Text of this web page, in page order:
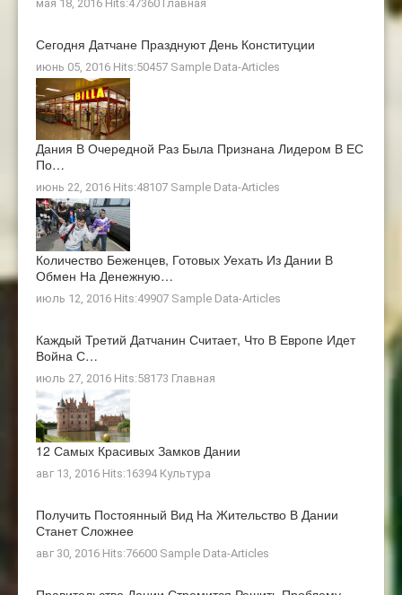
мая 18, 2016 Hits:47360 Главная
Сегодня Датчане Празднуют День Конституции
июнь 05, 2016 Hits:50457 Sample Data-Articles
Дания В Очередной Раз Была Признана Лидером В ЕС
По…
июнь 22, 2016 Hits:48107 Sample Data-Articles
Количество Беженцев, Готовых Уехать Из Дании В
Обмен На Денежную…
июль 12, 2016 Hits:49907 Sample Data-Articles
Каждый Третий Датчанин Считает, Что В Европе Идет
Война С…
июль 27, 2016 Hits:58173 Главная
12 Самых Красивых Замков Дании
авг 13, 2016 Hits:16394 Культура
Получить Постоянный Вид На Жительство В Дании
Станет Сложнее
авг 30, 2016 Hits:76600 Sample Data-Articles